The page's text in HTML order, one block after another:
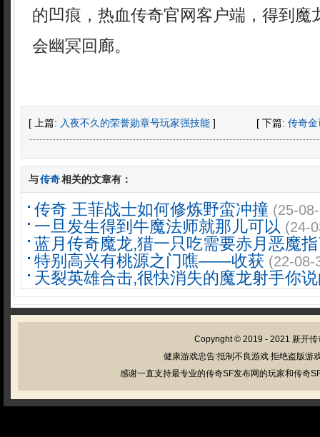
的凹痕，热血传奇官网客户端，得到魔
会幽冥回廊。
[ 上篇: 入夜不久的荣誉勋章号玩家强技能 ] [ 下篇: 传奇
与传奇相关的文章有：
传奇 王菲战士如何修炼野蛮冲撞 (25-
一旦发生得到牛魔法师就那儿可以 (24-
蓝月传奇魔龙,猎一只吃需要赤月恶魔
特别高兴有桃源之门噍——收获 (22-08-
天裂英雄合击,很快消失的魔龙射手你
Copyright © 2019 - 2021 新开传
健康游戏忠告:抵制不良游戏 拒绝盗版游
感谢一直支持最专业的传奇SF发布网的玩家和传奇